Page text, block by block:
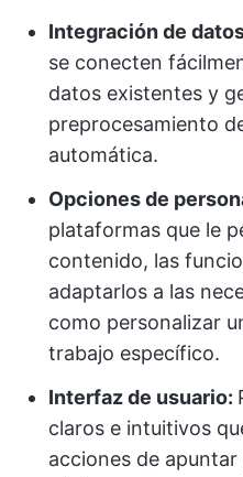
Integración de
se conecten
datos existentes y
preprocesamiento
automática.
Opciones de
plataformas que le
contenido, las
adaptarlos a las
como personalizar
trabajo específico.
Interfaz de usuario:
claros e intuitivos
acciones de